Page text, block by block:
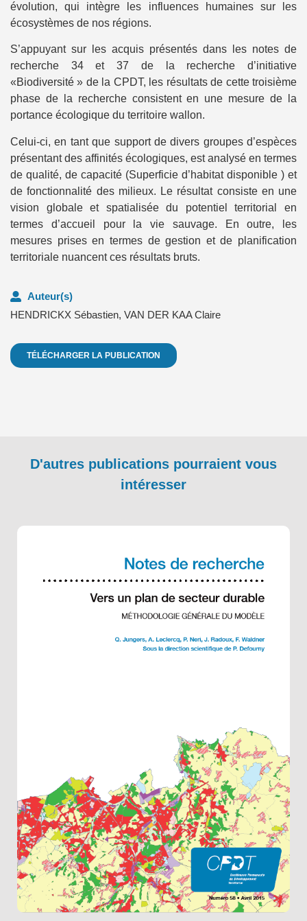
évolution, qui intègre les influences humaines sur les
écosystèmes de nos régions.
S’appuyant sur les acquis présentés dans les notes de
recherche 34 et 37 de la recherche d’initiative
«Biodiversité » de la CPDT, les résultats de cette troisième
phase de la recherche consistent en une mesure de la
portance écologique du territoire wallon.
Celui-ci, en tant que support de divers groupes d’espèces
présentant des affinités écologiques, est analysé en termes
de qualité, de capacité (Superficie d’habitat disponible ) et
de fonctionnalité des milieux. Le résultat consiste en une
vision globale et spatialisée du potentiel territorial en
termes d’accueil pour la vie sauvage. En outre, les
mesures prises en termes de gestion et de planification
territoriale nuancent ces résultats bruts.
Auteur(s)
HENDRICKX Sébastien, VAN DER KAA Claire
TÉLÉCHARGER LA PUBLICATION
D'autres publications pourraient vous
intéresser